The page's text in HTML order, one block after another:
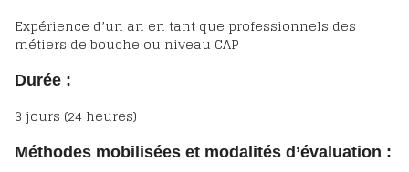
Expérience d’un an en tant que professionnels des
métiers de bouche ou niveau CAP
Durée :
3 jours (24 heures)
Méthodes mobilisées et modalités d’évaluation :